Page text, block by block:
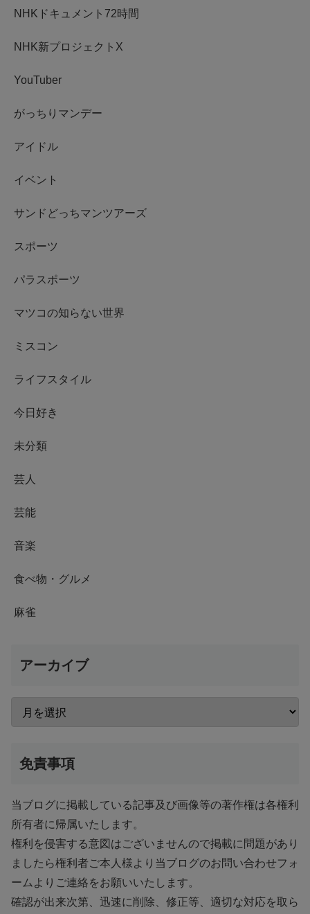
NHKドキュメント72時間
NHK新プロジェクトX
YouTuber
がっちりマンデー
アイドル
イベント
サンドどっちマンツアーズ
スポーツ
パラスポーツ
マツコの知らない世界
ミスコン
ライフスタイル
今日好き
未分類
芸人
芸能
音楽
食べ物・グルメ
麻雀
アーカイブ
免責事項
当ブログに掲載している記事及び画像等の著作権は各権利
所有者に帰属いたします。
権利を侵害する意図はございませんので掲載に問題があり
ましたら権利者ご本人様より当ブログのお問い合わせフォ
ームよりご連絡をお願いいたします。
確認が出来次第、迅速に削除、修正等、適切な対応を取ら